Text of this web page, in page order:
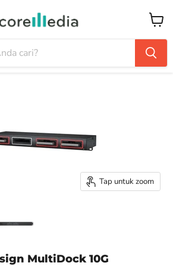
Tap untuk zoom
MultiDock 10G